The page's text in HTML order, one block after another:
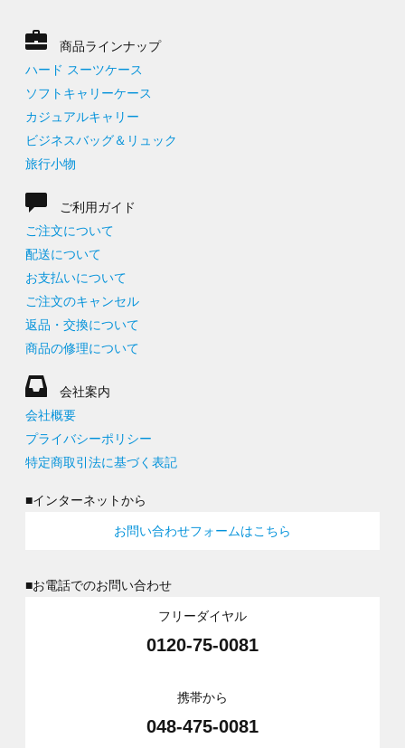
商品ラインナップ
ハード スーツケース
ソフトキャリーケース
カジュアルキャリー
ビジネスバッグ＆リュック
旅行小物
ご利用ガイド
ご注文について
配送について
お支払いについて
ご注文のキャンセル
返品・交換について
商品の修理について
会社案内
会社概要
プライバシーポリシー
特定商取引法に基づく表記
■インターネットから
お問い合わせフォームはこちら
■お電話でのお問い合わせ
フリーダイヤル
0120-75-0081
携帯から
048-475-0081